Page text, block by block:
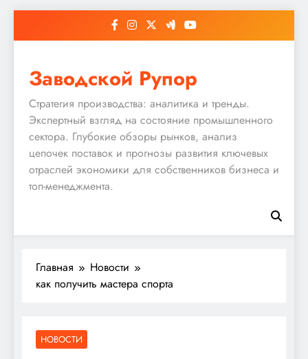
Заводской Рупор
Стратегия производства: аналитика и тренды.
Экспертный взгляд на состояние промышленного
сектора. Глубокие обзоры рынков, анализ
цепочек поставок и прогнозы развития ключевых
отраслей экономики для собственников бизнеса и
топ-менеджмента.
Главная
Новости
как получить мастера спорта
НОВОСТИ